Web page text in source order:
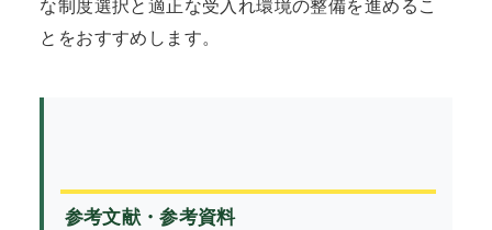
な制度選択と適正な受入れ環境の整備を進めるこ
とをおすすめします。
参考文献・参考資料